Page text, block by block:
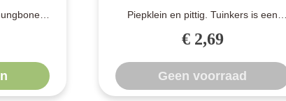
Piepklein en pittig. Tuinkers is een
€ 2,69
Geen voorraad